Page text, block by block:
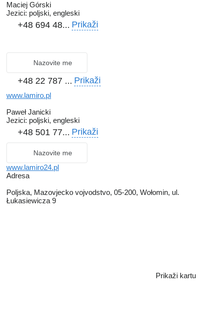
Maciej Górski
Jezici: poljski, engleski
+48 694 48... Prikaži
Nazovite me
+48 22 787 ... Prikaži
www.lamiro.pl
Paweł Janicki
Jezici: poljski, engleski
+48 501 77... Prikaži
Nazovite me
www.lamiro24.pl
Adresa
Poljska, Mazovjecko vojvodstvo, 05-200, Wołomin, ul.
Łukasiewicza 9
Prikaži kartu